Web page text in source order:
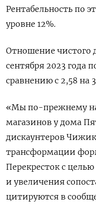
Рентабельность по
уровне 12%.
Отношение чистого
сентября 2023 года
сравнению с 2,58 на
«Мы по-прежнему
магазинов у дома
дискаунтеров
трансформации
Перекресток с
и увеличения
цитируются в